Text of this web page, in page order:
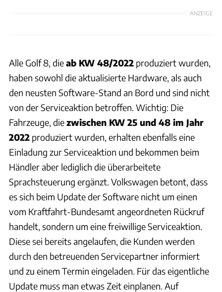
ANZEIGE
Alle Golf 8, dieab KW 48/2022 produziert wurden,
haben sowohl die aktualisierte Hardware, als auch
den neusten Software-Stand an Bord und sind nicht
von der Serviceaktion betroffen. Wichtig: Die
Fahrzeuge, diezwischen KW 25 und 48 im Jahr
2022 produziert wurden, erhalten ebenfalls eine
Einladung zur Serviceaktion und bekommen beim
Händler aber lediglich die überarbeitete
Sprachsteuerung ergänzt. Volkswagen betont, dass
es sich beim Update der Software nicht um einen
vom Kraftfahrt-Bundesamt angeordneten Rückruf
handelt, sondern um eine freiwillige Serviceaktion.
Diese sei bereits angelaufen, die Kunden werden
durch den betreuenden Servicepartner informiert
und zu einem Termin eingeladen. Für das eigentliche
Update muss man etwas Zeit einplanen. Auf